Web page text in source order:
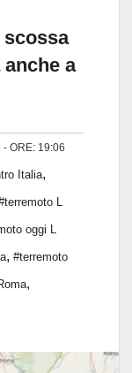
scossa
a
- ORE: 19:06
Italia,
L
oggi L
, #terremoto
,